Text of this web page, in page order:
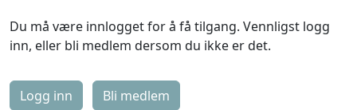
Du må være innlogget for å få tilgang. Vennligst logg
inn, eller bli medlem dersom du ikke er det.
Logg inn